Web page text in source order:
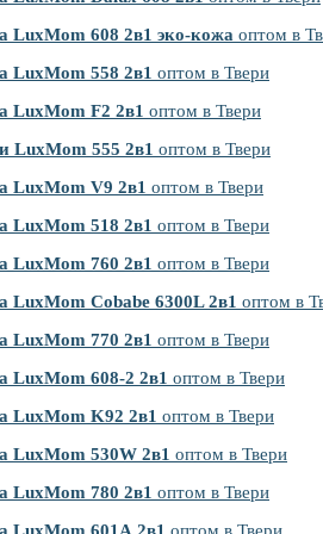
LuxMom 608 2в1 эко-кожа оптом в
LuxMom 558 2в1 оптом в Твери
LuxMom F2 2в1 оптом в Твери
LuxMom 555 2в1 оптом в Твери
LuxMom V9 2в1 оптом в Твери
LuxMom 518 2в1 оптом в Твери
LuxMom 760 2в1 оптом в Твери
LuxMom Cobabe 6300L 2в1 оптом в
LuxMom 770 2в1 оптом в Твери
LuxMom 608-2 2в1 оптом в Твери
LuxMom K92 2в1 оптом в Твери
LuxMom 530W 2в1 оптом в Твери
LuxMom 780 2в1 оптом в Твери